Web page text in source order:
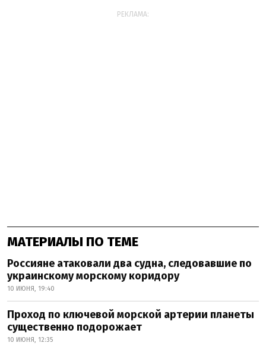
РЕКЛАМА:
МАТЕРИАЛЫ ПО ТЕМЕ
Россияне атаковали два судна, следовавшие по
украинскому морскому коридору
10 ИЮНЯ, 19:40
Проход по ключевой морской артерии планеты
существенно подорожает
10 ИЮНЯ, 12:35